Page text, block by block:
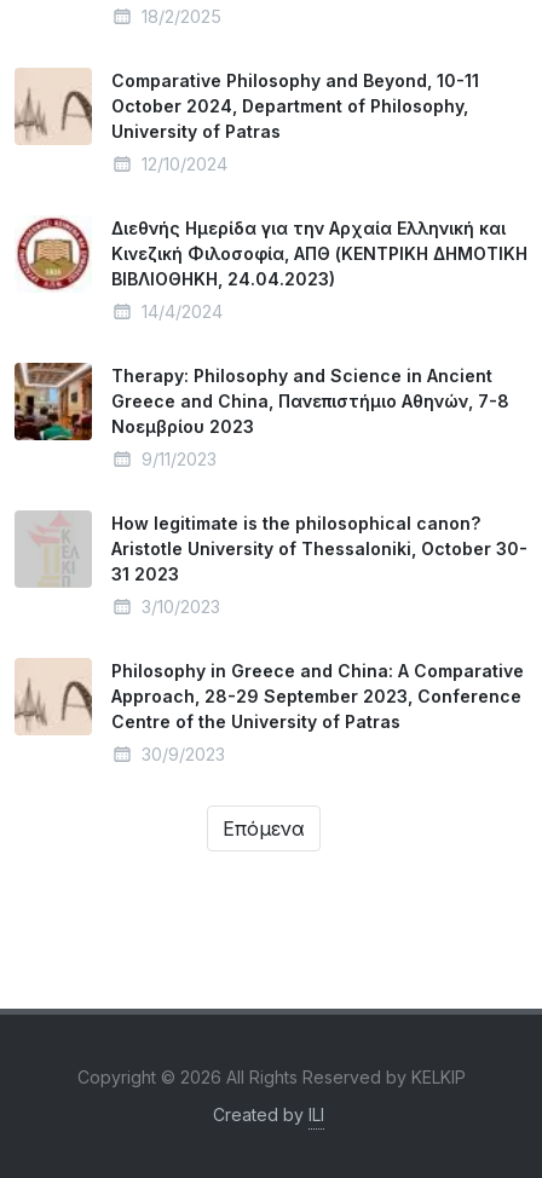
18/2/2025
Comparative Philosophy and Beyond, 10-11
October 2024, Department of Philosophy,
University of Patras
12/10/2024
Διεθνής Ημερίδα για την Αρχαία Ελληνική και
Κινεζική Φιλοσοφία, ΑΠΘ (ΚΕΝΤΡΙΚΗ ΔΗΜΟΤΙΚΗ
ΒΙΒΛΙΟΘΗΚΗ, 24.04.2023)
14/4/2024
Therapy: Philosophy and Science in Ancient
Greece and China, Πανεπιστήμιο Αθηνών, 7-8
Νοεμβρίου 2023
9/11/2023
How legitimate is the philosophical canon?
Aristotle University of Thessaloniki, October 30-
31 2023
3/10/2023
Philosophy in Greece and China: A Comparative
Approach, 28-29 September 2023, Conference
Centre of the University of Patras
30/9/2023
Επόμενα
Copyright © 2026 All Rights Reserved by KELKIP
Created by ILI